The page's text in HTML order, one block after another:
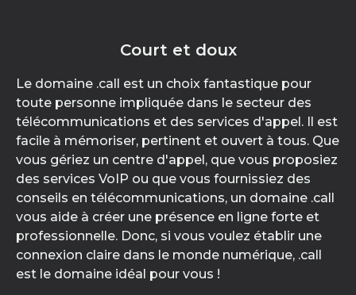
Court et doux
Le domaine .call est un choix fantastique pour
toute personne impliquée dans le secteur des
télécommunications et des services d'appel. Il est
facile à mémoriser, pertinent et ouvert à tous. Que
vous gériez un centre d'appel, que vous proposiez
des services VoIP ou que vous fournissiez des
conseils en télécommunications, un domaine .call
vous aide à créer une présence en ligne forte et
professionnelle. Donc, si vous voulez établir une
connexion claire dans le monde numérique, .call
est le domaine idéal pour vous !